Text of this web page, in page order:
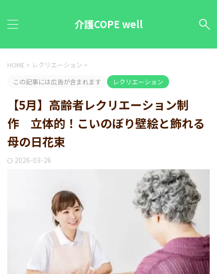
介護COPE well
HOME > レクリエーション >
この記事には広告が含まれます
レクリエーション
【5月】高齢者レクリエーション制
作 立体的！こいのぼり壁絵と飾れる
母の日花束
2026-03-26